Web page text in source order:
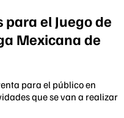
el Juego de
Mexicana de
para el público en
que se van a realizar